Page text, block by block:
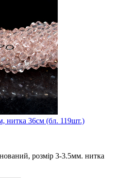
нитка 36см (бл. 119шт.)
розмір 3-3.5мм. нитка